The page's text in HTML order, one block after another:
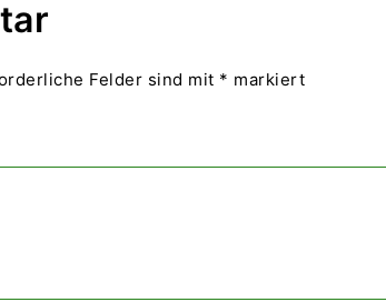
Felder sind mit * markiert